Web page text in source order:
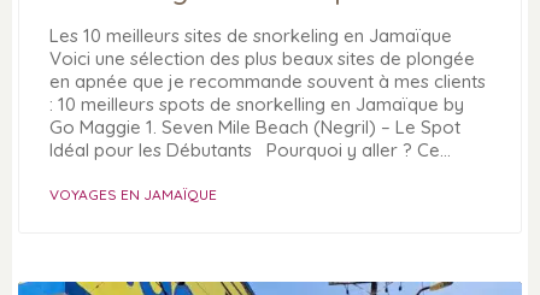
Les 10 meilleurs sites de snorkeling en Jamaïque
Voici une sélection des plus beaux sites de plongée
en apnée que je recommande souvent à mes clients
: 10 meilleurs spots de snorkelling en Jamaïque by
Go Maggie 1. Seven Mile Beach (Negril) – Le Spot
Idéal pour les Débutants Pourquoi y aller ? Ce…
VOYAGES EN JAMAÏQUE